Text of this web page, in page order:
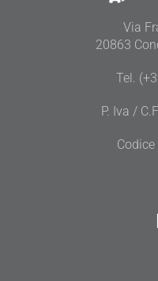
Via
20863
Tel.
P. Iva /
Codice